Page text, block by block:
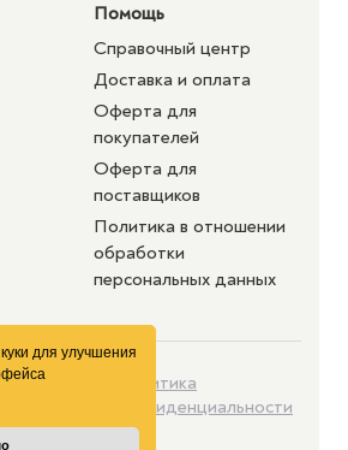
для улучшения
Помощь
Справочный центр
Доставка и оплата
Оферта для
покупателей
Оферта для
поставщиков
Политика в отношении
обработки
персональных данных
Все
Политика
конфиденциальности